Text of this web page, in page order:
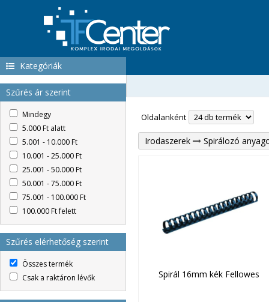
Kategóriák
Szűrés ár szerint
Mindegy
5.000 Ft alatt
5.001 - 10.000 Ft
10.001 - 25.000 Ft
25.001 - 50.000 Ft
50.001 - 75.000 Ft
75.001 - 100.000 Ft
100.000 Ft felett
Szűrés elérhetőség szerint
Összes termék
Csak a raktáron lévők
Oldalanként
Irodaszerek Spirálozó
Spirál 16mm kék Fellowes